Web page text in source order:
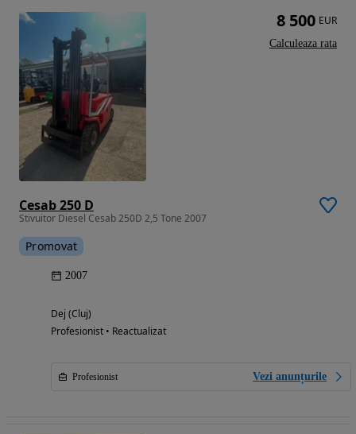
Cesab 250 D
Stivuitor Diesel Cesab 250D 2,5 Tone 2007
Promovat
2007
Dej (Cluj)
Profesionist • Reactualizat
Profesionist Vezi anunțurile
8 500 EUR
Calculeaza rata